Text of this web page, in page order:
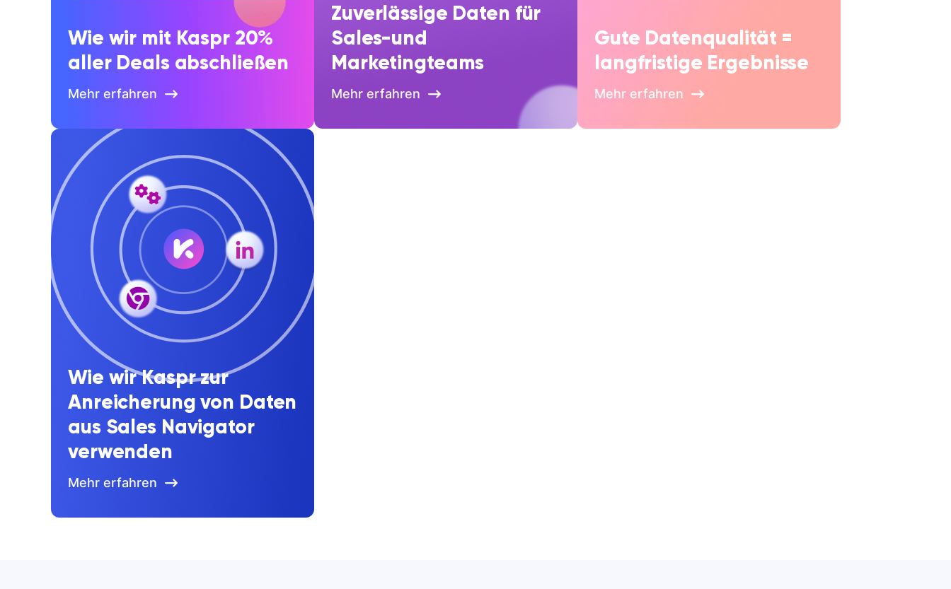
Wie wir mit Kaspr 20%
aller Deals abschließen
Mehr erfahren
Zuverlässige Daten für
Sales-und
Marketingteams
Mehr erfahren
Gute Datenqualität =
langfristige Ergebnisse
Mehr erfahren
Wie wir Kaspr zur
Anreicherung von Daten
aus Sales Navigator
verwenden
Mehr erfahren